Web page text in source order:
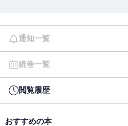
通知一覧
続巻一覧
閲覧履歴
おすすめの本